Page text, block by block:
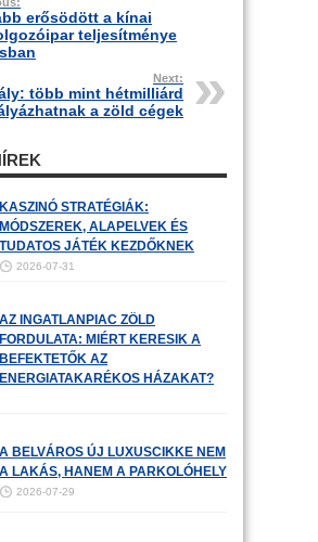
erősödött a kínai
teljesítménye
Next:
több mint hétmilliárd
a zöld cégek
KASZINÓ STRATÉGIÁK:
MÓDSZEREK, ALAPELVEK ÉS
TUDATOS JÁTÉK KEZDŐKNEK
2026-07-31
AZ INGATLANPIAC ZÖLD
FORDULATA: MIÉRT KERESIK A
BEFEKTETŐK AZ
ENERGIATAKARÉKOS HÁZAKAT?
A BELVÁROS ÚJ LUXUSCIKKE NEM
A LAKÁS, HANEM A PARKOLÓHELY
2026-07-29